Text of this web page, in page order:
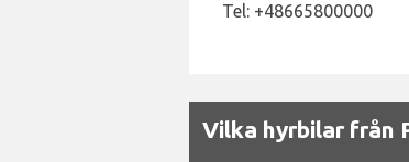
Tel: +48665800000
Vilka hyrbilar från